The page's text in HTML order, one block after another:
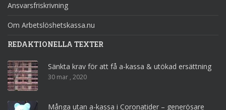
Ansvarsfriskrivning
Om Arbetslöshetskassa.nu
REDAKTIONELLA TEXTER
Sänkta krav för att få a-kassa & utökad ersättning
30 mar , 2020
Många utan a-kassa i Coronatider – generösare